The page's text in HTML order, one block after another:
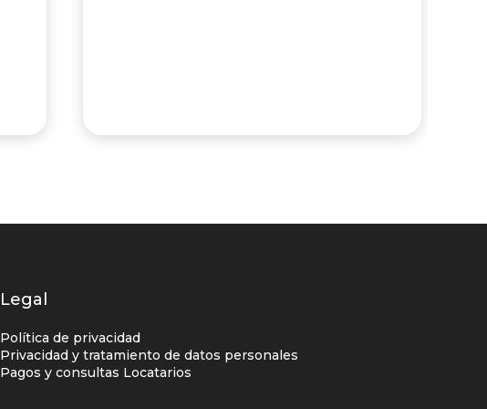
Legal
Política de privacidad
Privacidad y tratamiento de datos personales
Pagos y consultas Locatarios